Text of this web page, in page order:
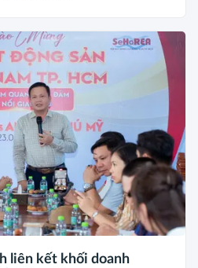
liên kết khối doanh